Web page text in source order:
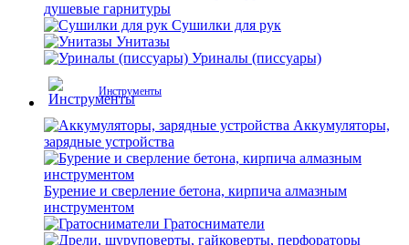
душевые гарнитуры
Сушилки для рук
Унитазы
Уриналы (писсуары)
Инструменты
Аккумуляторы,
зарядные устройства
Бурение и сверление бетона, кирпича алмазным
инструментом
Гратосниматели